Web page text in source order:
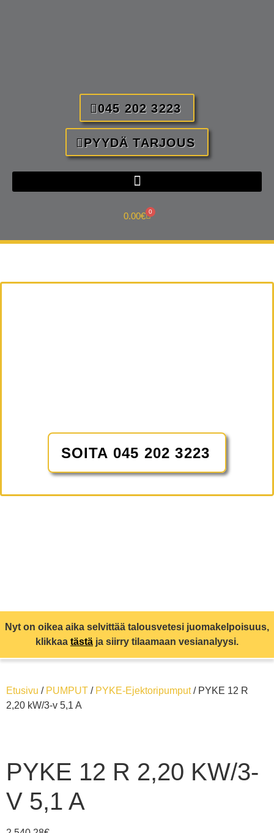
045 202 3223
PYYDÄ TARJOUS
0.00€ 0
SOITA 045 202 3223
Nyt on oikea aika selvittää talousvetesi juomakelpoisuus,
klikkaa tästä ja siirry tilaamaan vesianalyysi.
Etusivu / PUMPUT / PYKE-Ejektoripumput/ PYKE 12 R
2,20 kW/3-v 5,1 A
PYKE 12 R 2,20 KW/3-
V 5,1 A